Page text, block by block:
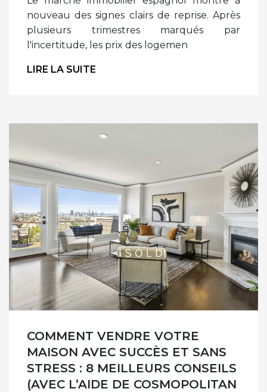
nouveau des signes clairs de reprise. Après
plusieurs trimestres marqués par
l'incertitude, les prix des logemen
LIRE LA SUITE
COMMENT VENDRE VOTRE
MAISON AVEC SUCCÈS ET SANS
STRESS : 8 MEILLEURS CONSEILS
(AVEC L’AIDE DE COSMOPOLITAN